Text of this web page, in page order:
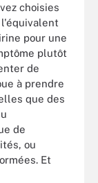
choisies
pour une
plutôt
de
à prendre
que des
de
ou
Et